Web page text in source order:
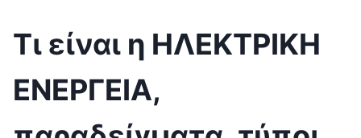
Τι είναι η ΗΛΕΚΤΡΙΚΗ
ΕΝΕΡΓΕΙΑ,